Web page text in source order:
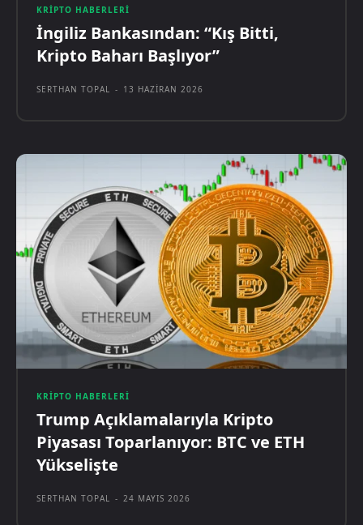
KRIPTO HABERLERI
İngiliz Bankasından: “Kış Bitti,
Kripto Baharı Başlıyor”
SERTHAN TOPAL - 13 HAZIRAN 2026
KRIPTO HABERLERI
Trump Açıklamalarıyla Kripto
Piyasası Toparlanıyor: BTC ve ETH
Yükselişte
SERTHAN TOPAL - 24 MAYIS 2026